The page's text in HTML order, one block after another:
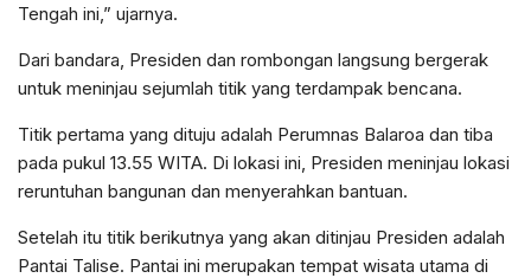
Tengah ini,” ujarnya.
Dari bandara, Presiden dan rombongan langsung bergerak
untuk meninjau sejumlah titik yang terdampak bencana.
Titik pertama yang dituju adalah Perumnas Balaroa dan tiba
pada pukul 13.55 WITA. Di lokasi ini, Presiden meninjau lokasi
reruntuhan bangunan dan menyerahkan bantuan.
Setelah itu titik berikutnya yang akan ditinjau Presiden adalah
Pantai Talise. Pantai ini merupakan tempat wisata utama di